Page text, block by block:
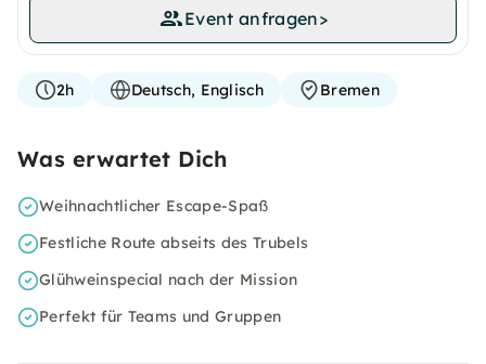
Event anfragen>
2h Deutsch, Englisch Bremen
Was erwartet Dich
Weihnachtlicher Escape-Spaß
Festliche Route abseits des Trubels
Glühweinspecial nach der Mission
Perfekt für Teams und Gruppen